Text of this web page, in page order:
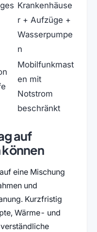
Krankenhäuse
r + Aufzüge +
Wasserpumpe
n
Mobilfunkmast
en mit
Notstrom
beschränkt
auf
können
eine Mischung
und
Kurzfristig
Wärme- und